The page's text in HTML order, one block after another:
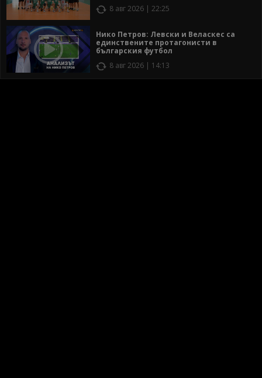
8 авг 2026 | 22:25
Нико Петров: Левски и Веласкес са
единствените протагонисти в
българския футбол
8 авг 2026 | 14:13